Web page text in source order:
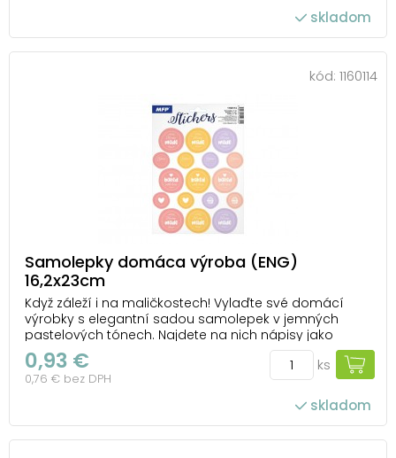
skladom
kód: 1160114
Samolepky domáca výroba (ENG)
16,2x23cm
Když záleží i na maličkostech! Vylaďte své domácí
výrobky s elegantní sadou samolepek v jemných
pastelových tónech. Najdete na nich nápisy jako
"Home made", "Baked with love", "Yours", nebo
symboly srdíček a cupcakes – skvěle se hodí pro
označení domácího pečiva, zavařenin, dárkových
0,93 €
0,76 € bez DPH
ks
skladom